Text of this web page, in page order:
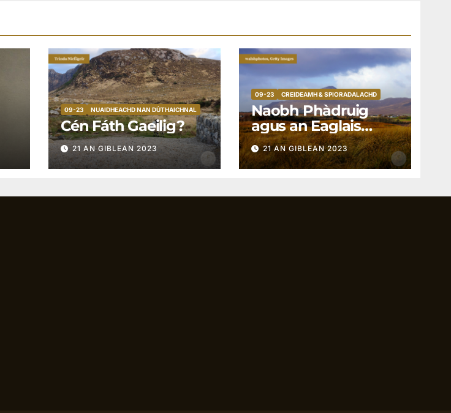
09-23 NUAIDHEACHD NAN DÙTHAICHNAL
Cén Fáth Gaeilig?
21 AN GIBLEAN 2023
09-23 CREIDEAMH & SPIORADALACHD
Naobh Phàdruig
agus an Eaglais
Choptach
21 AN GIBLEAN 2023